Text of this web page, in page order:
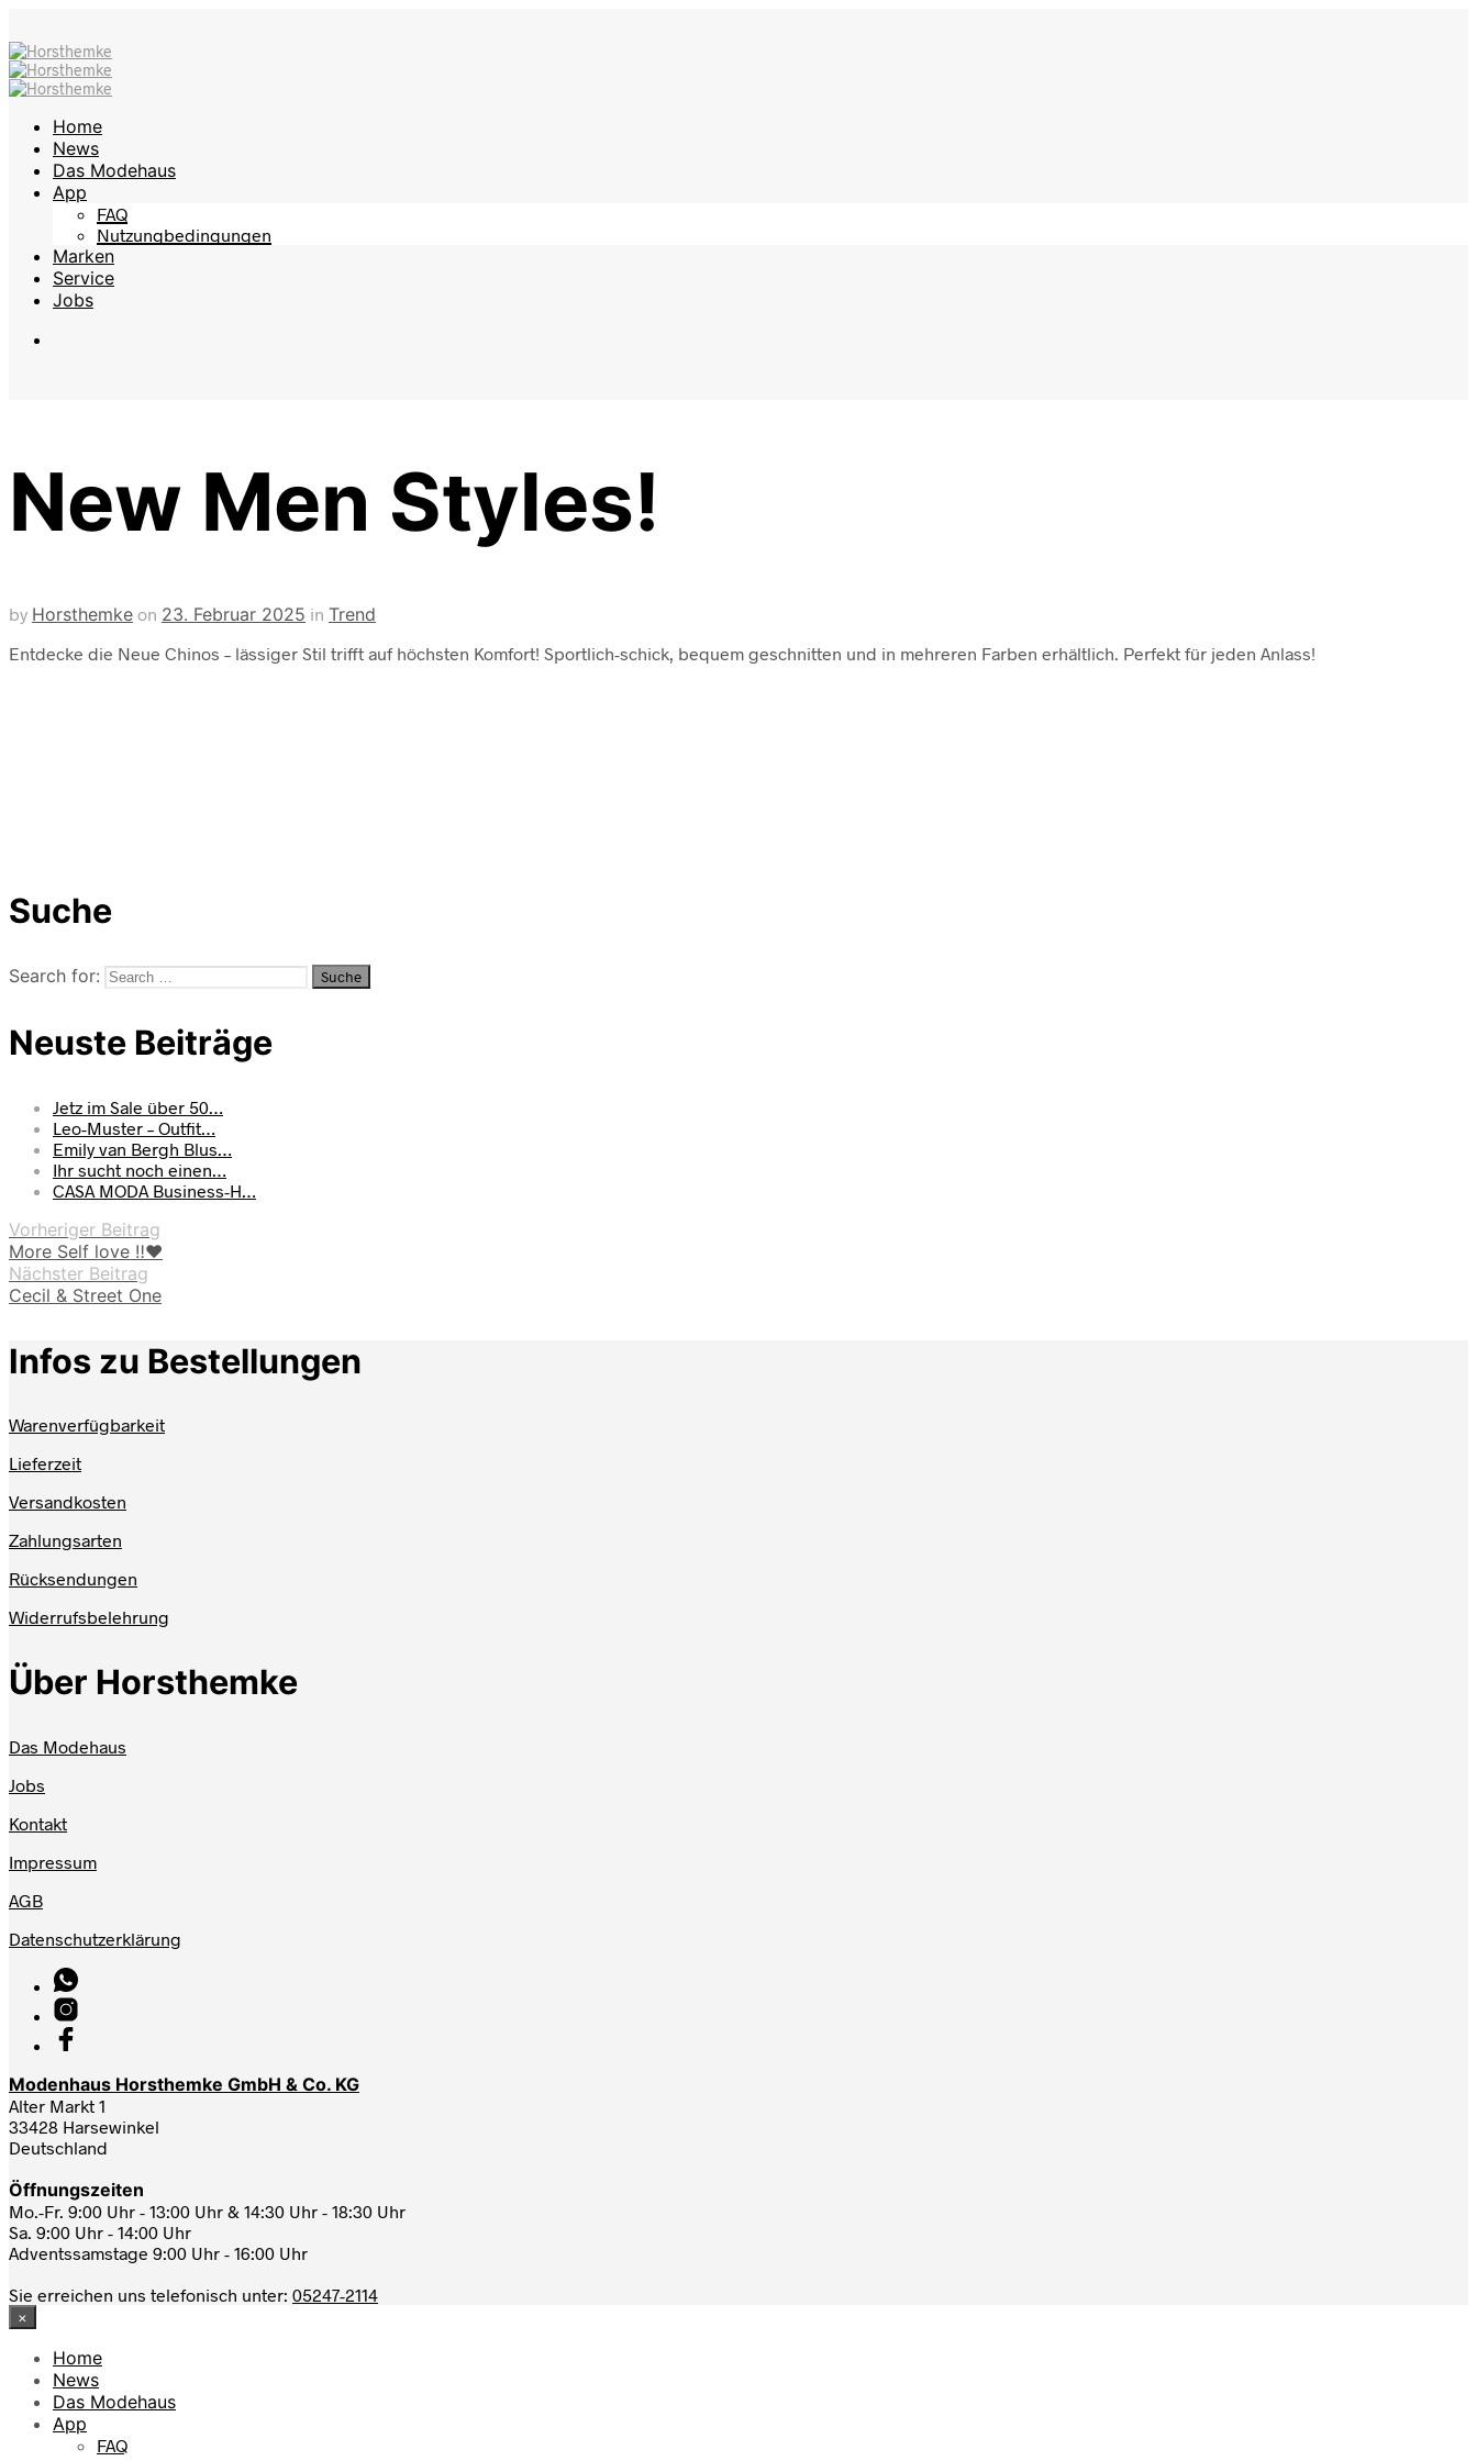
Home
News
Das Modehaus
App
FAQ
Nutzungbedingungen
Marken
Service
Jobs
New Men Styles!
by Horsthemke on 23. Februar 2025 in Trend
Entdecke die Neue Chinos – lässiger Stil trifft auf höchsten Komfort! Sportlich-schick, bequem geschnitten und in mehreren Farben erhältlich. Perfekt für jeden Anlass!
Suche
Search for:
Neuste Beiträge
Jetz im Sale über 50…
Leo-Muster – Outfit…
Emily van Bergh Blus…
Ihr sucht noch einen…
CASA MODA Business-H…
Vorheriger Beitrag
More Self love ‼️❤️
Nächster Beitrag
Cecil & Street One
Infos zu Bestellungen
Warenverfügbarkeit
Lieferzeit
Versandkosten
Zahlungsarten
Rücksendungen
Widerrufsbelehrung
Über Horsthemke
Das Modehaus
Jobs
Kontakt
Impressum
AGB
Datenschutzerklärung
Modenhaus Horsthemke GmbH & Co. KG
Alter Markt 1
33428 Harsewinkel
Deutschland
Öffnungszeiten
Mo.-Fr. 9:00 Uhr - 13:00 Uhr & 14:30 Uhr - 18:30 Uhr
Sa. 9:00 Uhr - 14:00 Uhr
Adventssamstage 9:00 Uhr - 16:00 Uhr
Sie erreichen uns telefonisch unter: 05247-2114
×
Home
News
Das Modehaus
App
FAQ